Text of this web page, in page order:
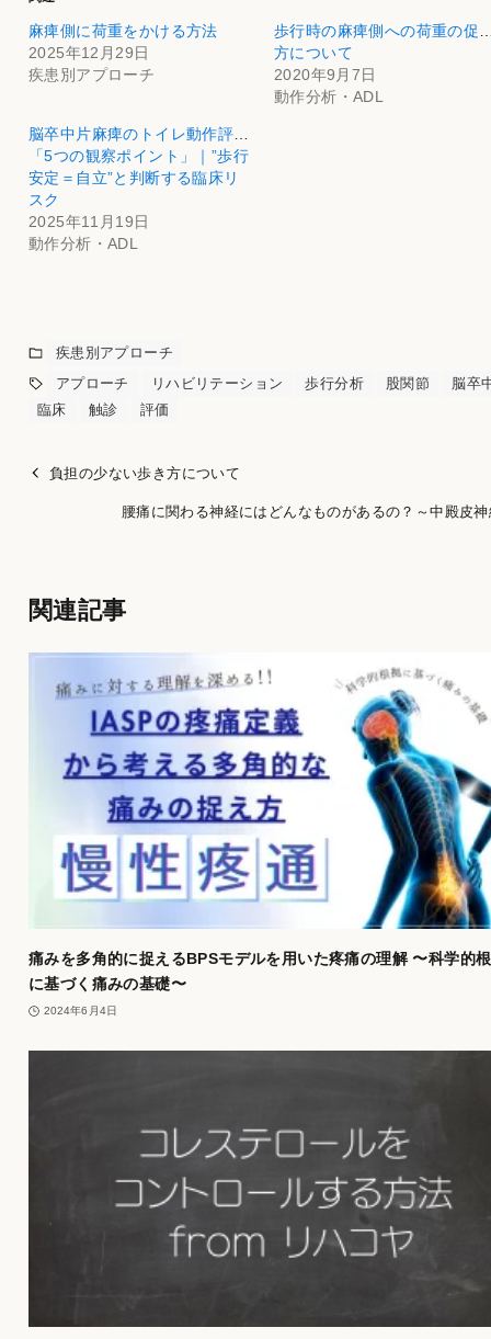
麻痺側に荷重をかける方法
2025年12月29日
疾患別アプローチ
歩行時の麻痺側への荷重の促
方について
2020年9月7日
動作分析・ADL
脳卒中片麻痺のトイレ動作評価
「5つの観察ポイント」｜”歩行
安定＝自立”と判断する臨床リ
スク
2025年11月19日
動作分析・ADL
疾患別アプローチ
アプローチ
リハビリテーション 歩行分析 股関節
脳卒
臨床
触診 評価
負担の少ない歩き方について
腰痛に関わる神経にはどんなものがあるの？～中殿皮
関連記事
痛みを多角的に捉えるBPSモデルを用いた疼痛の理解 〜科学的
に基づく痛みの基礎〜
2024年6月4日